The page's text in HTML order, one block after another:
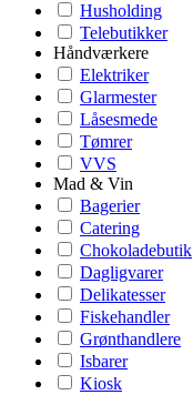
Husholding
Telebutikker
Håndværkere
Elektriker
Glarmester
Låsesmede
Tømrer
VVS
Mad & Vin
Bagerier
Catering
Chokoladebutik
Dagligvarer
Delikatesser
Fiskehandler
Grønthandlere
Isbarer
Kiosk